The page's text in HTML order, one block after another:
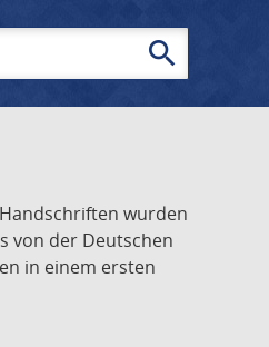
search
wurden
von der Deutschen
in einem ersten